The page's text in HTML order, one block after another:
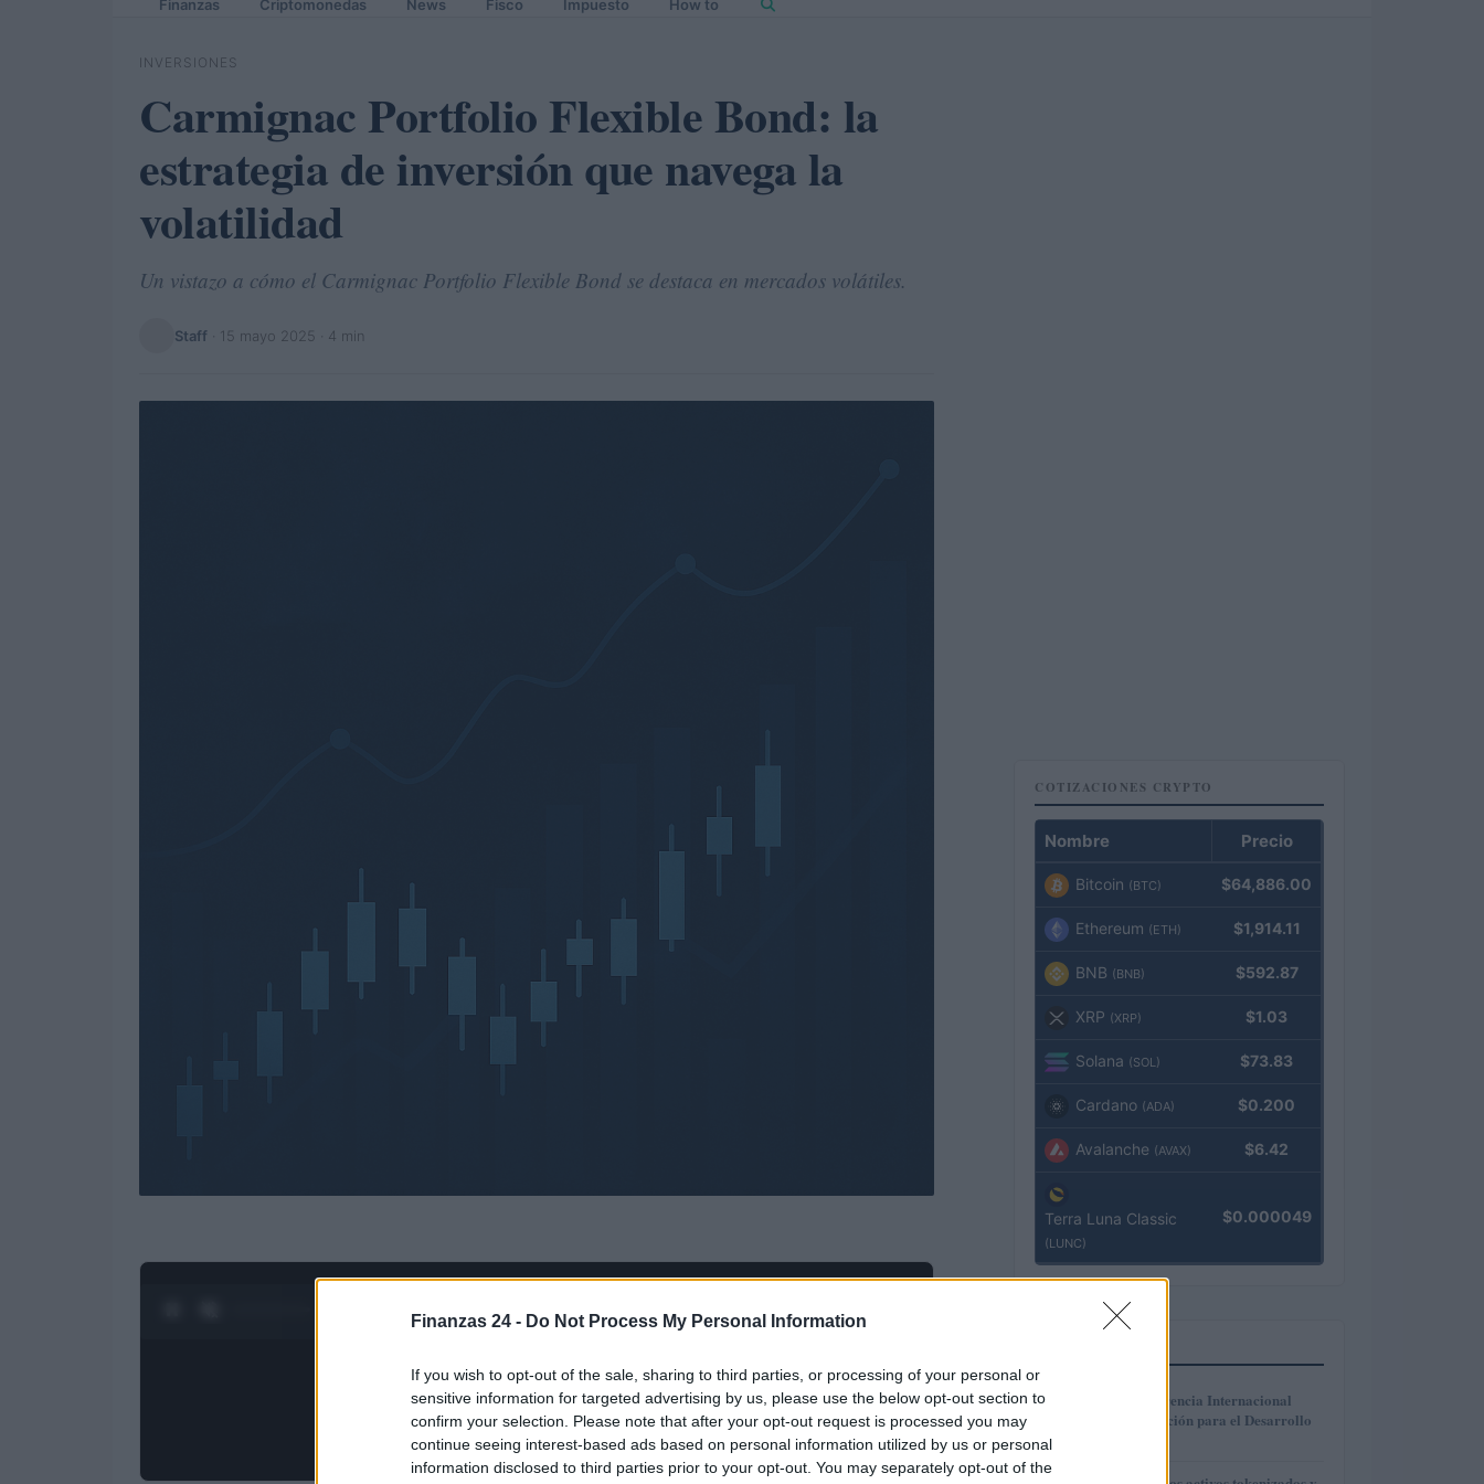
Finanzas 24 - Do Not Process My Personal Information
If you wish to opt-out of the sale, sharing to third parties, or processing of your personal or
sensitive information for targeted advertising by us, please use the below opt-out section to
confirm your selection. Please note that after your opt-out request is processed you may
continue seeing interest-based ads based on personal information utilized by us or personal
information disclosed to third parties prior to your opt-out. You may separately opt-out of the
Finanzas Criptomonedas News Fisco Impuesto How to
INVERSIONES
Carmignac Portfolio Flexible Bond: la
estrategia de inversión que navega la
volatilidad
Un vistazo a cómo el Carmignac Portfolio Flexible Bond se destaca en mercados volátiles.
Staff 15 mayo 2025 · 4 min
COTIZACIONES CRYPTO
Nombre Precio
Bitcoin (BTC) $64,886.00
Ethereum (ETH) $1,914.11
BNB (BNB) $592.87
XRP (XRP) $1.03
Solana (SOL) $73.83
Cardano (ADA) $0.200
Avalanche (AVAX) $6.42
Terra Luna Classic
(LUNC)
$0.000049
1
La Cuarta Conferencia Internacional
sobre la Financiación para el Desarrollo